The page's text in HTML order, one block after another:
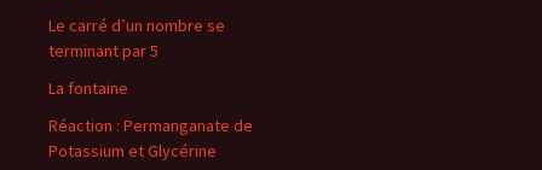
Le carré d’un nombre se
terminant par 5
La fontaine
Réaction : Permanganate de
Potassium et Glycérine